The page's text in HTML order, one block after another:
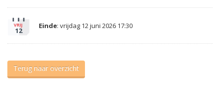
VRIJ
12
Einde: vrijdag 12 juni 2026 17:30
Terug naar overzicht